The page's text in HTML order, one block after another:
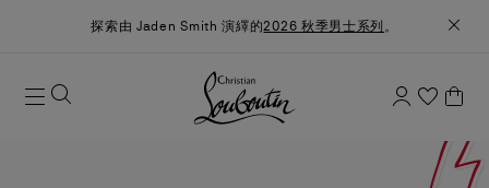
探索由 Jaden Smith 演繹的2026 秋季男士系列 。